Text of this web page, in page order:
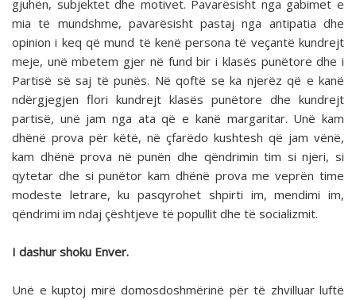
gjuhën, subjektet dhe motivet. Pavarësisht nga gabimet e
mia të mundshme, pavarësisht pastaj nga antipatia dhe
opinion i keq që mund të kenë persona të veçantë kundrejt
meje, unë mbetem gjer në fund bir i klasës punëtore dhe i
Partisë së saj të punës. Në qoftë se ka njerëz që e kanë
ndërgjegjen flori kundrejt klasës punëtore dhe kundrejt
partisë, unë jam nga ata që e kanë margaritar. Unë kam
dhënë prova për këtë, në çfarëdo kushtesh që jam vënë,
kam dhënë prova në punën dhe qëndrimin tim si njeri, si
qytetar dhe si punëtor kam dhënë prova me veprën time
modeste letrare, ku pasqyrohet shpirti im, mendimi im,
qëndrimi im ndaj çështjeve të popullit dhe të socializmit.
I dashur shoku Enver.
Unë e kuptoj mirë domosdoshmërinë për të zhvilluar luftë